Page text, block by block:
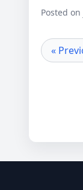
Posted
«